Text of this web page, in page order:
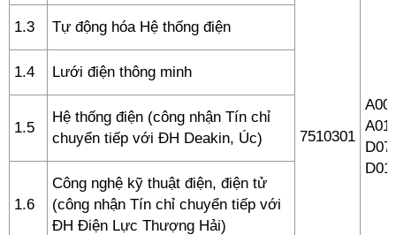
7510301
A00
A01,
D07,
D01
1.3 Tự động hóa Hệ thống điện
1.4 Lưới điện thông minh
1.5
Hệ thống điện (công nhận Tín chỉ
chuyển tiếp với ĐH Deakin, Úc)
1.6
Công nghệ kỹ thuật điện, điện tử
(công nhận Tín chỉ chuyển tiếp với
ĐH Điện Lực Thượng Hải)